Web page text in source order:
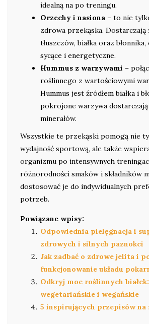
idealną na po treningu.
Orzechy i nasiona – to nie
zdrowa przekąska.
tłuszczów, białka oraz
sycące i energetyczne.
Hummus z warzywami –
roślinnego z wartościowymi
Hummus jest źródłem białka i
pokrojone warzywa
minerałów.
Wszystkie te przekąski pomogą nie
wydajność sportową, ale także
organizmu po intensywnych
różnorodności smaków i składników
dostosować je do indywidualnych
potrzeb.
Powiązane wpisy:
Odpowiednia pielęgnacja i
zdrowych i silnych paznokci
Jak zadbać o zdrowe jelita i
funkcjonowanie układu
Odkryj moc roślinnych
wegetariańskie i wegańskie
5 inspirujących przepisów na